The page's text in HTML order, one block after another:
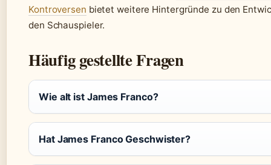
Kontroversen bietet weitere Hintergründe zu den
den Schauspieler.
Häufig gestellte Fragen
Wie alt ist James Franco?
Hat James Franco Geschwister?